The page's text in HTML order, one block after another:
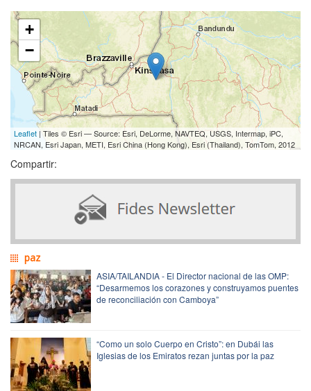
+
−
Leaflet | Tiles © Esri — Source: Esri, DeLorme, NAVTEQ, USGS, Intermap, iPC,
NRCAN, Esri Japan, METI, Esri China (Hong Kong), Esri (Thailand), TomTom, 2012
Compartir:
paz
ASIA/TAILANDIA - El Director nacional de las OMP:
“Desarmemos los corazones y construyamos puentes
de reconciliación con Camboya”
“Como un solo Cuerpo en Cristo”: en Dubái las
Iglesias de los Emiratos rezan juntas por la paz